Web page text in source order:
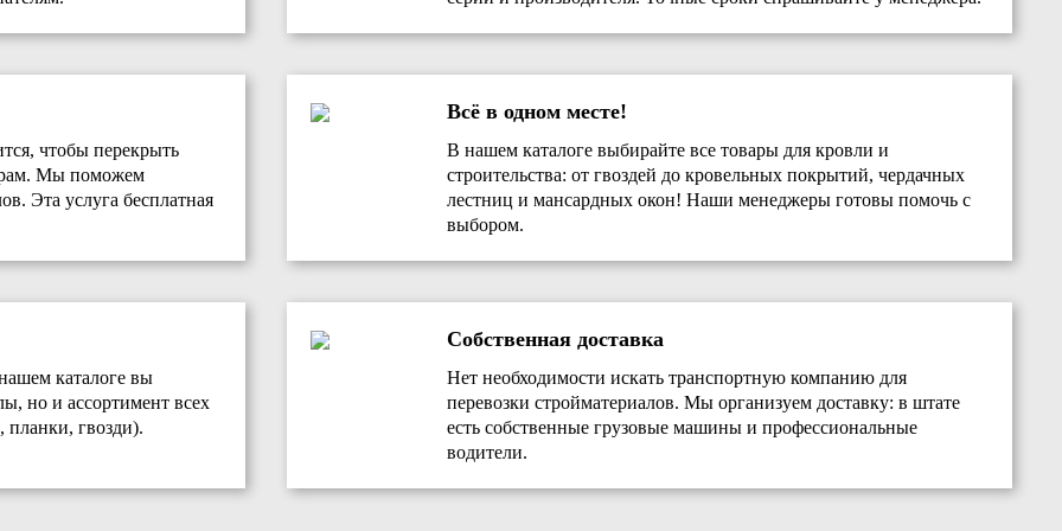
чтобы перекрыть
Мы поможем
Эта услуга бесплатная
Всё в одном месте!
В нашем каталоге выбирайте все товары для кровли и
строительства: от гвоздей до кровельных покрытий, чердачных
лестниц и мансардных окон! Наши менеджеры готовы помочь с
выбором.
каталоге вы
но и ассортимент всех
гвозди).
Собственная доставка
Нет необходимости искать транспортную компанию для
перевозки стройматериалов. Мы организуем доставку: в штате
есть собственные грузовые машины и профессиональные
водители.